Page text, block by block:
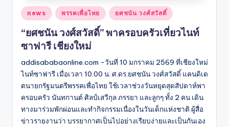
Posted
in
news พรรคเพื่อไทย ยศชนัน วงศ์สวัสดิ์
“ยศชนัน วงศ์สวัสดิ์” พาครอบครัวเที่ยวไนท์
ซาฟารี เชียงใหม่
addisababaonline.com -วันที่ 10 มกราคม 2569 ที่เชียงใหม่
ไนท์ซาฟารี เมื่อเวลา 10.00 น. ศ.ดร.ยศชนัน วงศ์สวัสดิ์ แคนดิเด
ตนายกรัฐมนตรีพรรคเพื่อไทย ใช้เวลาช่วงวันหยุดสุดสัปดาห์พา
ครอบครัว นันทกานต์ ศิลป์เสวีกุล ภรรยา และลูกๆ ทั้ง 2 คน เดิน
ทางมาร่วมพักผ่อนและทำกิจกรรมเนื่องในวันเด็กแห่งชาติ ผู้สื่อ
ข่าวรายงานว่า บรรยากาศเป็นไปอย่างเรียบง่ายและเป็นกันเอง